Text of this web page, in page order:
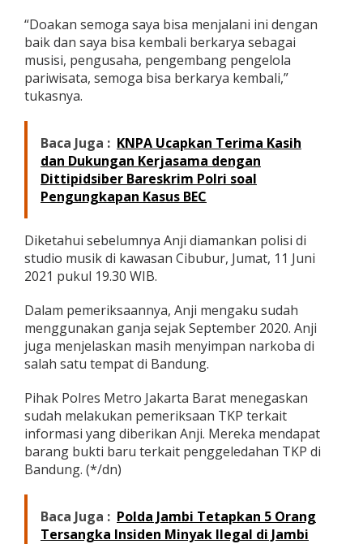
o
b
a
“Doakan semoga saya bisa menjalani ini dengan
baik dan saya bisa kembali berkarya sebagai
musisi, pengusaha, pengembang pengelola
pariwisata, semoga bisa berkarya kembali,”
tukasnya.
Baca Juga : KNPA Ucapkan Terima Kasih
dan Dukungan Kerjasama dengan
Dittipidsiber Bareskrim Polri soal
Pengungkapan Kasus BEC
Diketahui sebelumnya Anji diamankan polisi di
studio musik di kawasan Cibubur, Jumat, 11 Juni
2021 pukul 19.30 WIB.
Dalam pemeriksaannya, Anji mengaku sudah
menggunakan ganja sejak September 2020. Anji
juga menjelaskan masih menyimpan narkoba di
salah satu tempat di Bandung.
Pihak Polres Metro Jakarta Barat menegaskan
sudah melakukan pemeriksaan TKP terkait
informasi yang diberikan Anji. Mereka mendapat
barang bukti baru terkait penggeledahan TKP di
Bandung. (*/dn)
Baca Juga : Polda Jambi Tetapkan 5 Orang
Tersangka Insiden Minyak Ilegal di Jambi